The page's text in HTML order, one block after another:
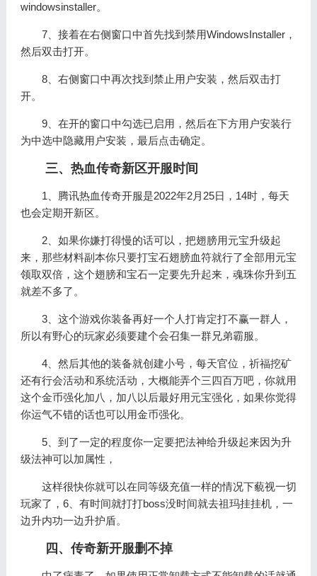
windowsinstaller。
7、接着在右侧窗口中首先找到禁用WindowsInstaller，
然后双击打开。
8、右侧窗口中再次找到禁止用户安装，然后双击打
开。
9、在开的窗口中勾选已启用，然后在下方用户安装行
为中选中隐藏用户安装，最后点击确定。
三、热血传奇新区开服时间
1、腾讯热血传奇开服是2022年2月25日，14时，每天
也会定期开新区。
2、如果你嫌打得慢的话可以，把翅膀用元宝升级起
来，那些材料副本你只要打宝石翅膀血符就行了全部用元宝
领取双倍，这个翅膀和宝石一定要先升起来，魂珠你升到五
就差不多了。
3、这个游戏你装备再好一个人打肯定打不赢一群人，
所以有野心的玩家必须要建个会召集一群兄弟霸服。
4、然后其他的装备就创建小号，每天官位，祈福挖矿
还有行会活动和系统活动，大概能弄个三四百万吧，你就用
这个金币强化加八，加八以后最好用元宝强化，如果你觉得
你运气不错的话也可以用金币强化。
5、到了一定的程度你一定要把法神给升级起来因为升
级法神可以加属性，
这样很快你就可以在同等级充值一样的情况下藐视一切
玩家了，6、有时间就打打boss没时间就去祖玛挂挂机，一
边升内功一边升护盾。
四、传奇新开服删不掉